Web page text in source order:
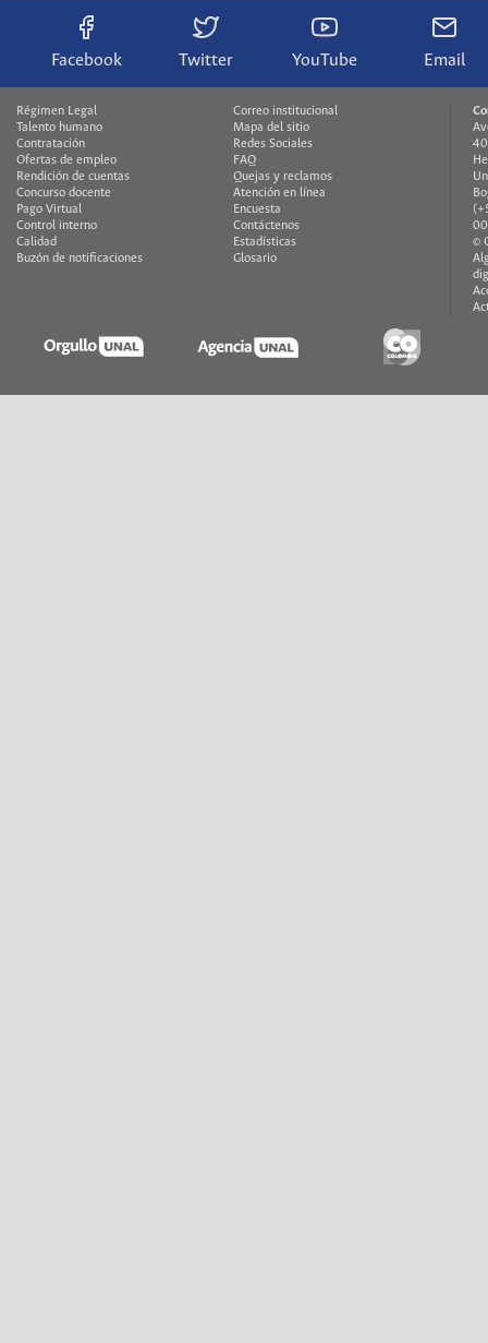
Facebook Twitter YouTube Email
Régimen Legal
Talento humano
Contratación
Ofertas de empleo
Rendición de cuentas
Concurso docente
Pago Virtual
Control interno
Calidad
Buzón de notificaciones
Correo institucional
Mapa del sitio
Redes Sociales
FAQ
Quejas y reclamos
Atención en línea
Encuesta
Contáctenos
Estadísticas
Glosario
©